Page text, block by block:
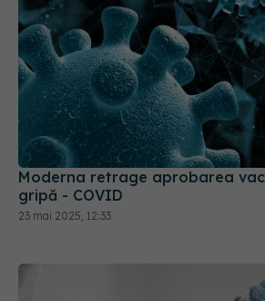
Moderna retrage aprobarea
gripă - COVID
23 mai 2025, 12:33